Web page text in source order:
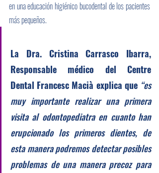
en una educación higiénico bucodental de los pacientes
más pequeños.
La Dra. Cristina Carrasco Ibarra,
Responsable médico del Centre
Dental Francesc Macià explica que “es
muy importante realizar una primera
visita al odontopediatra en cuanto han
erupcionado los primeros dientes, de
esta manera podremos detectar posibles
problemas de una manera precoz para